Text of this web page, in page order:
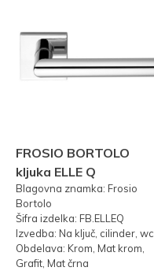
FROSIO BORTOLO
kljuka ELLE Q
Blagovna znamka: Frosio
Bortolo
Šifra izdelka: FB.ELLEQ
Izvedba: Na ključ, cilinder, wc
Obdelava: Krom, Mat krom,
Grafit, Mat črna